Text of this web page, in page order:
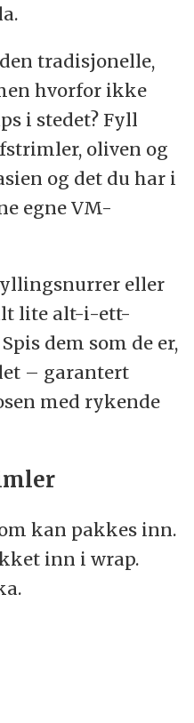
tradisjonelle,
hvorfor ikke
i stedet? Fyll
oliven og
og det du har i
egne VM-
eller
lite alt-i-ett-
dem som de er,
– garantert
med rykende
kan pakkes inn.
inn i wrap.